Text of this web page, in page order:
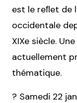
est le reﬂet de
occidentale
XIXe siècle.
actuellement
thématique.
? Samedi 22